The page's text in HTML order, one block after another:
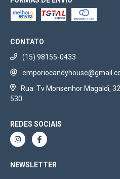
CONTATO
(15) 98155-0433
Rua: Tv Monsenhor Magaldi,
530
REDES SOCIAIS
NEWSLETTER